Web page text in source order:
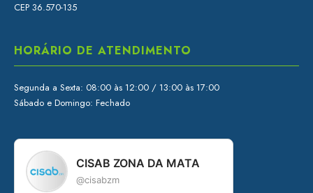
CEP 36.570-135
HORÁRIO DE ATENDIMENTO
Segunda a Sexta: 08:00 às 12:00 / 13:00 às 17:00
Sábado e Domingo: Fechado
CISAB ZONA DA MATA
@cisabzm